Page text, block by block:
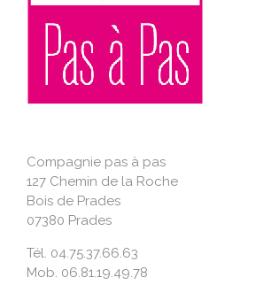
Compagnie pas à pas
127 Chemin de la Roche
Bois de Prades
07380 Prades
Tél. 04.75.37.66.63
Mob. 06.81.19.49.78